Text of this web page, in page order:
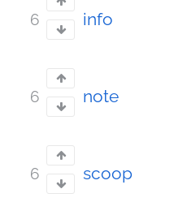
6 info
6 note
6 scoop